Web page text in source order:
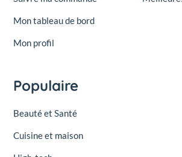
Mon tableau de bord
Mon profil
Populaire
Beauté et Santé
Cuisine et maison